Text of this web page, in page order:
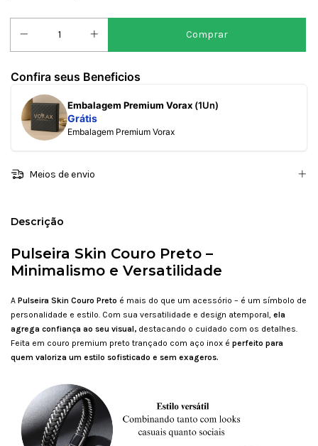
Confira seus Beneficios
Embalagem Premium Vorax (1Un)
Grátis
Embalagem Premium Vorax
Meios de envio
Descrição
Pulseira Skin Couro Preto –
Minimalismo e Versatilidade
A Pulseira Skin Couro Preto é mais do que um acessório – é um símbolo de
personalidade e estilo. Com sua versatilidade e design atemporal, ela
agrega confiança ao seu visual, destacando o cuidado com os detalhes.
Feita em couro premium preto trançado com aço inox é perfeito para
quem valoriza um estilo sofisticado e sem exageros.